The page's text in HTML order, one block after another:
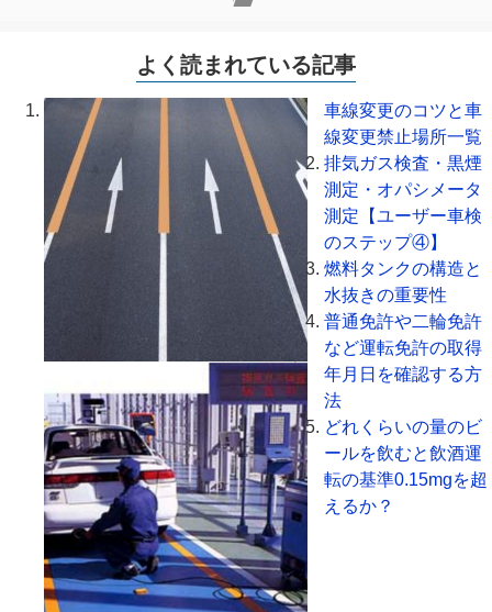
よく読まれている記事
車線変更のコツと車
線変更禁止場所一覧
排気ガス検査・黒煙
測定・オパシメータ
測定【ユーザー車検
のステップ④】
燃料タンクの構造と
水抜きの重要性
普通免許や二輪免許
など運転免許の取得
年月日を確認する方
法
どれくらいの量のビ
ールを飲むと飲酒運
転の基準0.15mgを超
えるか？